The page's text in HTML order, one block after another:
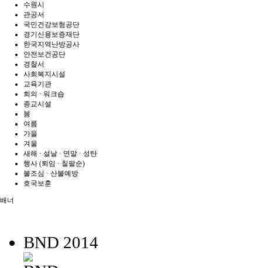
수원시
관공서
국민건강보험공단
경기신용보증재단
한국지역난방공사
안전보건공단
경찰서
사회복지시설
교육기관
회의 · 워크숍
종교시설
봄
여름
가을
겨울
새해 · 설날 · 연말 · 성탄
행사 (퇴임 · 칠팔순)
불조심 · 산불예방
호국보훈
배너
BND 2014